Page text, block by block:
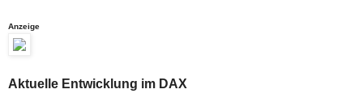
Sollte
das
bitte
Anzeige
Aktuelle Entwicklung im DAX